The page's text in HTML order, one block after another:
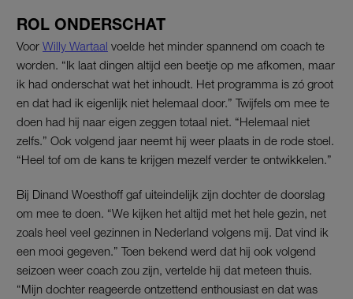
ROL ONDERSCHAT
Voor Willy Wartaal voelde het minder spannend om coach te
worden. “Ik laat dingen altijd een beetje op me afkomen, maar
ik had onderschat wat het inhoudt. Het programma is zó groot
en dat had ik eigenlijk niet helemaal door.” Twijfels om mee te
doen had hij naar eigen zeggen totaal niet. “Helemaal niet
zelfs.” Ook volgend jaar neemt hij weer plaats in de rode stoel.
“Heel tof om de kans te krijgen mezelf verder te ontwikkelen.”
Bij Dinand Woesthoff gaf uiteindelijk zijn dochter de doorslag
om mee te doen. “We kijken het altijd met het hele gezin, net
zoals heel veel gezinnen in Nederland volgens mij. Dat vind ik
een mooi gegeven.” Toen bekend werd dat hij ook volgend
seizoen weer coach zou zijn, vertelde hij dat meteen thuis.
“Mijn dochter reageerde ontzettend enthousiast en dat was